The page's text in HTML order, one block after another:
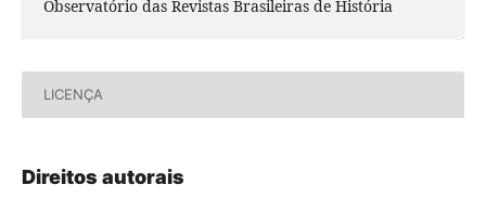
Observatório das Revistas Brasileiras de História
LICENÇA
Direitos autorais